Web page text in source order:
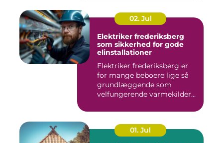
02. Jul
Elektriker frederiksberg
som sikkerhed for gode
elinstallationer
Elektriker frederiksberg er
for mange beboere lige så
grundlæggende som
velfungerende varmekilder
01. Jul